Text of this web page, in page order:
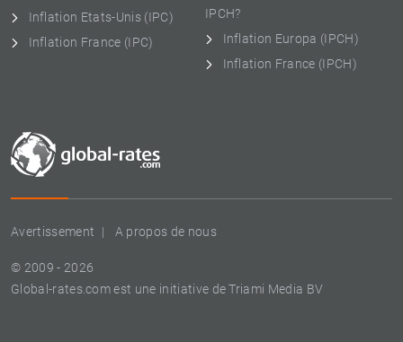
Avertissement A propos de nous
© 2009 - 2026
Global-rates.com est une initiative de Triami Media BV
Inflation Etats-Unis (IPC)
Inflation France (IPC)
IPCH?
Inflation Europa (IPCH)
Inflation France (IPCH)